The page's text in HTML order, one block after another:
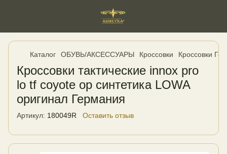
Каталог ОБУВЬ/АКСЕССУАРЫ Кроссовки Кроссовки
Кроссовки тактические innox pro
lo tf coyote op синтетика LOWA
оригинал Германия
Артикул: 180049R Оставить отзыв